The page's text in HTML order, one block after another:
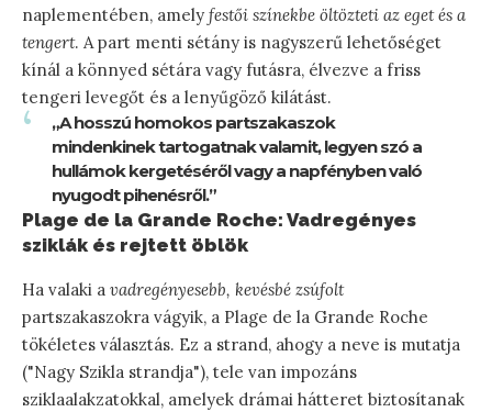
naplementében, amely festői színekbe öltözteti az eget és a
tengert. A part menti sétány is nagyszerű lehetőséget
kínál a könnyed sétára vagy futásra, élvezve a friss
tengeri levegőt és a lenyűgöző kilátást.
„A hosszú homokos partszakaszok
mindenkinek tartogatnak valamit, legyen szó a
hullámok kergetéséről vagy a napfényben való
nyugodt pihenésről.”
Plage de la Grande Roche: Vadregényes
sziklák és rejtett öblök
Ha valaki a vadregényesebb, kevésbé zsúfolt
partszakaszokra vágyik, a Plage de la Grande Roche
tökéletes választás. Ez a strand, ahogy a neve is mutatja
("Nagy Szikla strandja"), tele van impozáns
sziklaalakzatokkal, amelyek drámai hátteret biztosítanak